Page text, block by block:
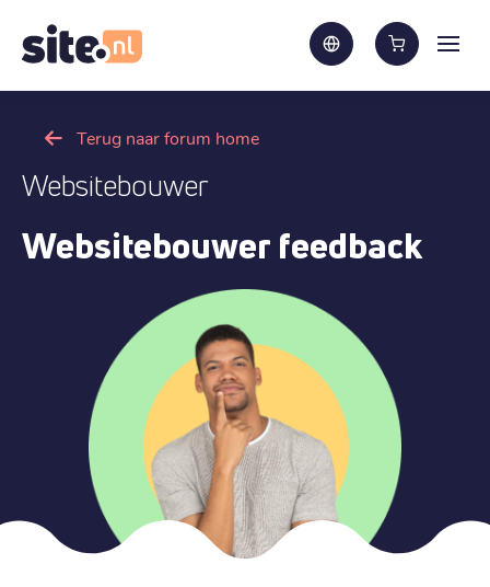
Terug naar forum home
Websitebouwer
Websitebouwer feedback